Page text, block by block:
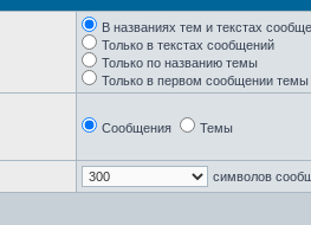
В названиях тем и текстах
Только в текстах сообщений
Только по названию темы
Только в первом сообщении темы
Сообщения Темы
символов